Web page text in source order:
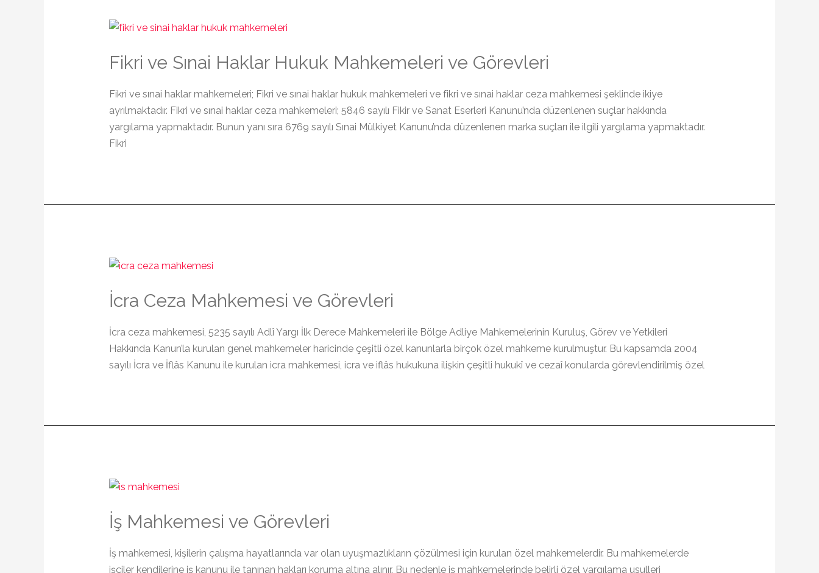
Fikri ve Sınai Haklar Hukuk Mahkemeleri ve Görevleri
Fikri ve sınai haklar mahkemeleri; Fikri ve sınai haklar hukuk mahkemeleri ve fikri ve sınai haklar ceza mahkemesi şeklinde ikiye
ayrılmaktadır. Fikri ve sınai haklar ceza mahkemeleri; 5846 sayılı Fikir ve Sanat Eserleri Kanunu’nda düzenlenen suçlar hakkında
yargılama yapmaktadır. Bunun yanı sıra 6769 sayılı Sınai Mülkiyet Kanunu’nda düzenlenen marka suçları ile ilgili yargılama yapmaktadır.
Fikri
İcra Ceza Mahkemesi ve Görevleri
İcra ceza mahkemesi, 5235 sayılı Adlî Yargı İlk Derece Mahkemeleri ile Bölge Adliye Mahkemelerinin Kuruluş, Görev ve Yetkileri
Hakkında Kanun’la kurulan genel mahkemeler haricinde çeşitli özel kanunlarla birçok özel mahkeme kurulmuştur. Bu kapsamda 2004
sayılı İcra ve İflâs Kanunu ile kurulan icra mahkemesi, icra ve iflâs hukukuna ilişkin çeşitli hukukî ve cezaî konularda görevlendirilmiş özel
İş Mahkemesi ve Görevleri
İş mahkemesi, kişilerin çalışma hayatlarında var olan uyuşmazlıkların çözülmesi için kurulan özel mahkemelerdir. Bu mahkemelerde
işçiler kendilerine iş kanunu ile tanınan hakları koruma altına alınır. Bu nedenle iş mahkemelerinde belirli özel yargılama usulleri